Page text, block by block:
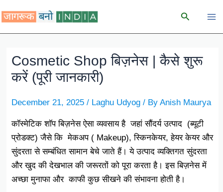
to
content
Search
Cosmetic Shop बिज़नेस | कैसे शुरू
करें (पूरी जानकारी)
December 21, 2025/ Laghu Udyog / ByAnish Maurya
कॉस्मेटिक शॉप बिज़नेस ऐसा व्यवसाय है जहां सौंदर्य उत्पाद (ब्यूटी
प्रोडक्ट) जैसे कि मेकअप ( Makeup), स्किनकेयर, हेयर केयर और
सुंदरता से सम्बंधित सामान बेचे जाते हैं। ये उत्पाद व्यक्तिगत सुंदरता
और खुद की देखभाल की जरूरतों को पूरा करता है। इस बिज़नेस में
अच्छा मुनाफा और काफी कुछ सीखने की संभावना होती है।